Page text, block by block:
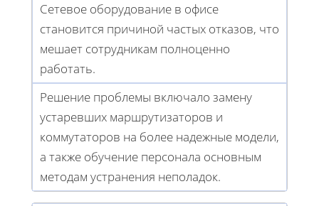
Сетевое оборудование в офисе
становится причиной частых отказов, что
мешает сотрудникам полноценно
работать.
Решение проблемы включало замену
устаревших маршрутизаторов и
коммутаторов на более надежные модели,
а также обучение персонала основным
методам устранения неполадок.